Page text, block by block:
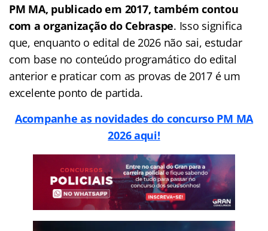
PM MA, publicado em 2017, também contou
com a organização do Cebraspe. Isso significa
que, enquanto o edital de 2026 não sai, estudar
com base no conteúdo programático do edital
anterior e praticar com as provas de 2017 é um
excelente ponto de partida.
Acompanhe as novidades do concurso PM MA
2026 aqui!